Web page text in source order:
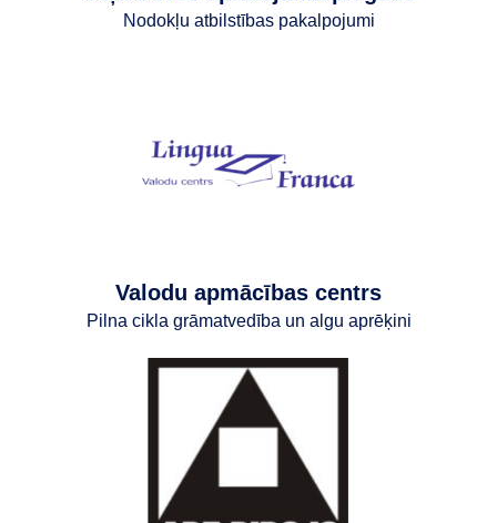
Nodokļu atbilstības pakalpojumi
Valodu apmācības centrs
Pilna cikla grāmatvedība un algu aprēķini